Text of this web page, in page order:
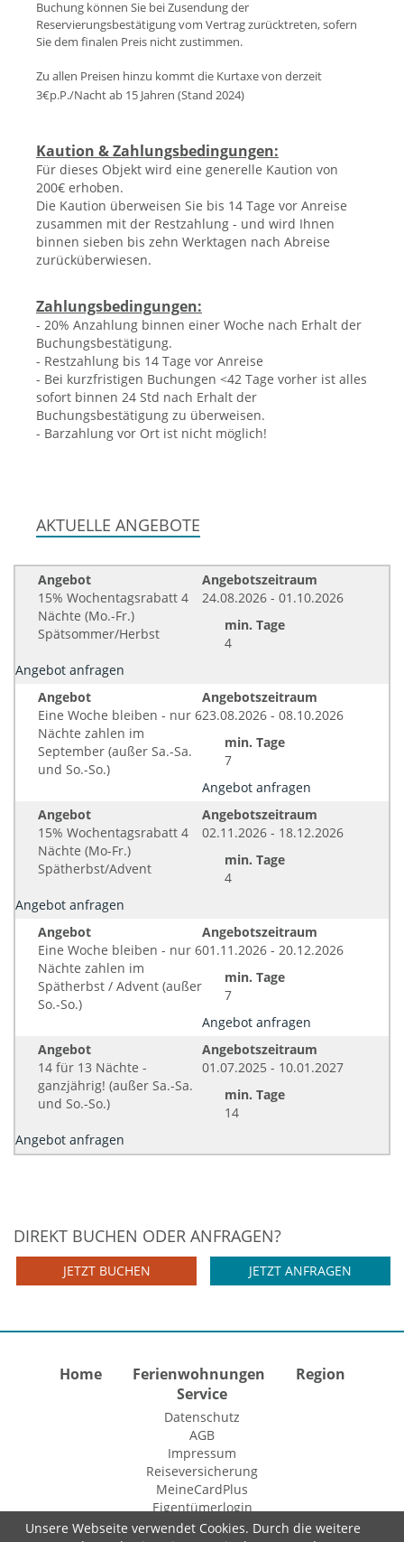
Buchung können Sie bei Zusendung der
Reservierungsbestätigung vom Vertrag zurücktreten, sofern
Sie dem finalen Preis nicht zustimmen.
Zu allen Preisen hinzu kommt die Kurtaxe von derzeit
3€p.P./Nacht ab 15 Jahren (Stand 2024)
Kaution & Zahlungsbedingungen:
Für dieses Objekt wird eine generelle Kaution von
200€ erhoben.
Die Kaution überweisen Sie bis 14 Tage vor Anreise
zusammen mit der Restzahlung - und wird Ihnen
binnen sieben bis zehn Werktagen nach Abreise
zurücküberwiesen.
Zahlungsbedingungen:
- 20% Anzahlung binnen einer Woche nach Erhalt der
Buchungsbestätigung.
- Restzahlung bis 14 Tage vor Anreise
- Bei kurzfristigen Buchungen <42 Tage vorher ist alles
sofort binnen 24 Std nach Erhalt der
Buchungsbestätigung zu überweisen.
- Barzahlung vor Ort ist nicht möglich!
AKTUELLE ANGEBOTE
Angebot
15% Wochentagsrabatt 4
Nächte (Mo.-Fr.)
Spätsommer/Herbst
Angebotszeitraum
24.08.2026 - 01.10.2026
min. Tage
4
Angebot anfragen
Angebot
Eine Woche bleiben - nur 6
Nächte zahlen im
September (außer Sa.-Sa.
und So.-So.)
Angebotszeitraum
23.08.2026 - 08.10.2026
min. Tage
7
Angebot anfragen
Angebot
15% Wochentagsrabatt 4
Nächte (Mo-Fr.)
Spätherbst/Advent
Angebotszeitraum
02.11.2026 - 18.12.2026
min. Tage
4
Angebot anfragen
Angebot
Eine Woche bleiben - nur 6
Nächte zahlen im
Spätherbst / Advent (außer
So.-So.)
Angebotszeitraum
01.11.2026 - 20.12.2026
min. Tage
7
Angebot anfragen
Angebot
14 für 13 Nächte -
ganzjährig! (außer Sa.-Sa.
und So.-So.)
Angebotszeitraum
01.07.2025 - 10.01.2027
min. Tage
14
Angebot anfragen
DIREKT BUCHEN ODER ANFRAGEN?
JETZT ANFRAGEN
JETZT BUCHEN
Home Ferienwohnungen
Region
Service
Datenschutz
AGB
Impressum
Reiseversicherung
MeineCardPlus
Eigentümerlogin
Unsere Webseite verwendet Cookies. Durch die weitere